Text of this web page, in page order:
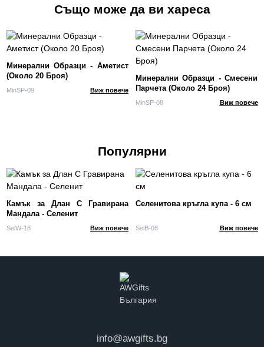
Също може да ви хареса
Минерални Образци - Аметист
(Около 20 Броя)
MinSP-09 Виж повече
Минерални Образци - Смесени
Парчета (Около 24 Броя)
MinSP-08 Виж повече
Популярни
Камък за Длан С Гравирана
Мандала - Селенит
SelW-18 Виж повече
Селенитова кръгла купа - 6 см
SelB-08 Виж повече
info@awgifts.bg